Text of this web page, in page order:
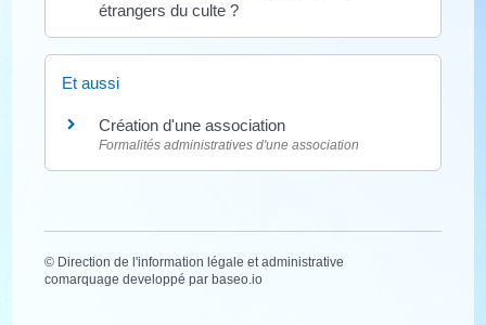
étrangers du culte ?
Et aussi
Création d'une association
Formalités administratives d'une association
© Direction de l'information légale et administrative
comarquage developpé parbaseo.io